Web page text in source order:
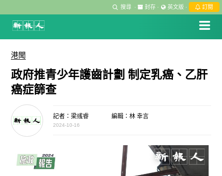
搜尋 · 封存 · 英文版 · 訂閱
港聞
政府推青少年護齒計劃 制定乳癌、乙肝
癌症篩查
記者：梁彧睿 編輯：林 幸言
2024-10-16